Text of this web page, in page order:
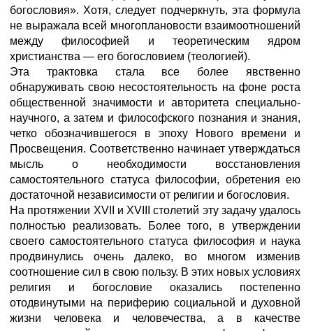
богословия». Хотя, следует подчеркнуть, эта формула
не выражала всей многоплановости взаимоотношений
между философией и теоретическим ядром
христианства — его богословием (теологией).
Эта трактовка стала все более явственно
обнаруживать свою несостоятельность на фоне роста
общественной значимости и авторитета специально-
научного, а затем и философского познания и знания,
четко обозначившегося в эпоху Нового времени и
Просвещения. Соответственно начинает утверждаться
мысль о необходимости восстановления
самостоятельного статуса философии, обретения ею
достаточной независимости от религии и богословия.
На протяжении XVII и XVIII столетий эту задачу удалось
полностью реализовать. Более того, в утверждении
своего самостоятельного статуса философия и наука
продвинулись очень далеко, во многом изменив
соотношение сил в свою пользу. В этих новых условиях
религия и богословие оказались постепенно
отодвинутыми на периферию социальной и духовной
жизни человека и человечества, а в качестве